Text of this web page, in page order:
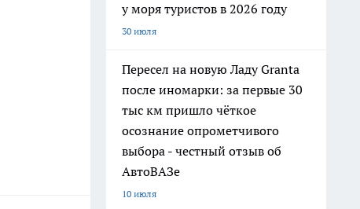
у моря туристов в 2026 году
30 июля
Пересел на новую Ладу Granta
после иномарки: за первые 30
тыс км пришло чёткое
осознание опрометчивого
выбора - честный отзыв об
АвтоВАЗе
10 июля